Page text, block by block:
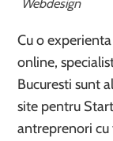
Webdesign
Cu o
online,
Bucuresti sunt
site pentru
antreprenori